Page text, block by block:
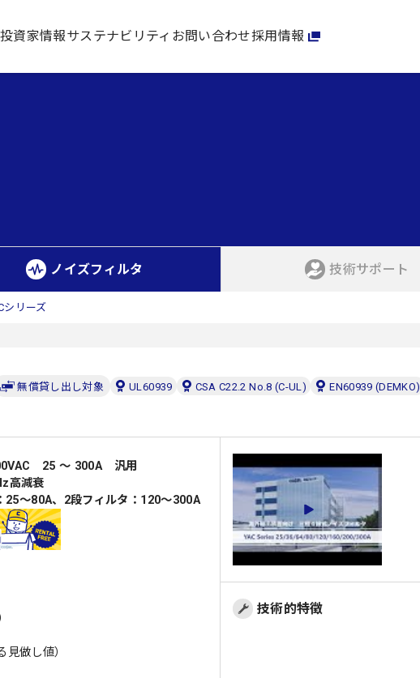
資家情報サステナビリティ お問い合わせ採用情報
ノイズフィルタ 技術サポート
シリーズ
無償貸し出し対象 UL60939 CSA C22.2 No.8 (C-UL) EN60939 (DEMKO)
25 ～ 300A 汎用
高減衰
25～80A、2段フィルタ：120～300A
做し値）
技術的特徴